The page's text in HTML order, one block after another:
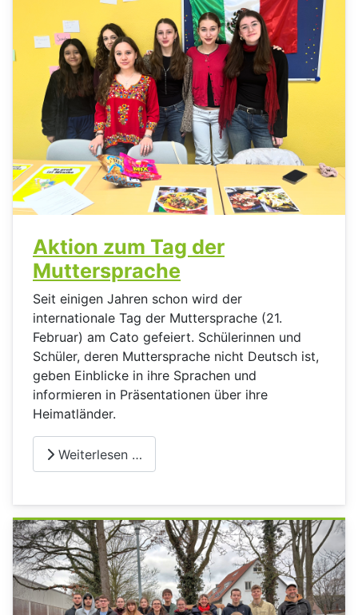
Aktion zum Tag der
Muttersprache
Seit einigen Jahren schon wird der
internationale Tag der Muttersprache (21.
Februar) am Cato gefeiert. Schülerinnen und
Schüler, deren Muttersprache nicht Deutsch ist,
geben Einblicke in ihre Sprachen und
informieren in Präsentationen über ihre
Heimatländer.
Weiterlesen …